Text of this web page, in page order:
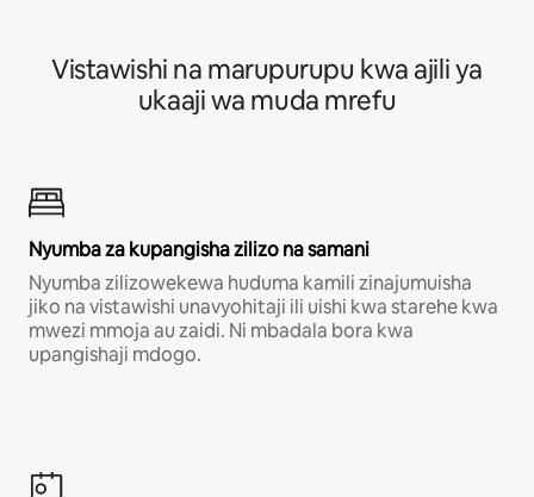
Vistawishi na marupurupu kwa ajili ya
ukaaji wa muda mrefu
Nyumba za kupangisha zilizo na samani
Nyumba zilizowekewa huduma kamili zinajumuisha
jiko na vistawishi unavyohitaji ili uishi kwa starehe kwa
mwezi mmoja au zaidi. Ni mbadala bora kwa
upangishaji mdogo.